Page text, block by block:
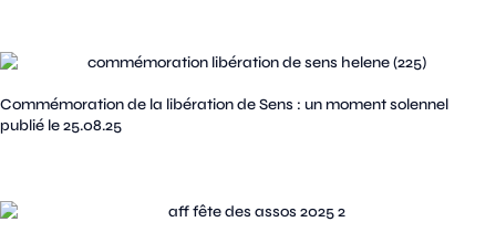
Commémoration de la libération de Sens : un moment solennel
publié le 25.08.25